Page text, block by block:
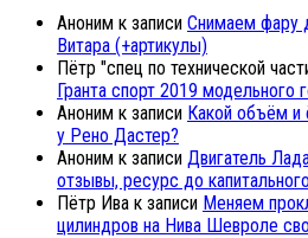
Аноним к записи Снимаем фару
Витара (+артикулы)
Пётр "спец по технической
Гранта спорт 2019 модельного
Аноним к записи Какой объём и
у Рено Дастер?
Аноним к записи Двигатель
отзывы, ресурс до
Пётр Ива к записи Меняем
цилиндров на Нива Шевроле